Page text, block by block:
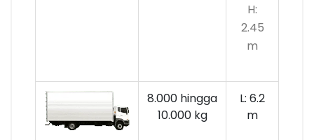
H:
2.45
m
8.000 hingga
10.000 kg
L: 6.2
m